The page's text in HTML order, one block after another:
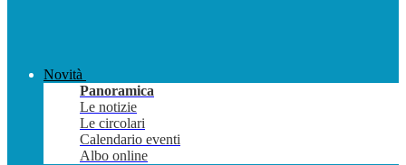
Novità
Panoramica
Le notizie
Le circolari
Calendario eventi
Albo online